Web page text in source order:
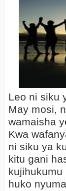
Leo ni siku
May mosi,
wamaisha
Kwa
ni siku ya
kitu gani
huko